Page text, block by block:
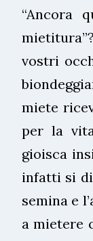
“Ancora
vostri
miete
per la
gioisca
infatti si
semina e
a mietere